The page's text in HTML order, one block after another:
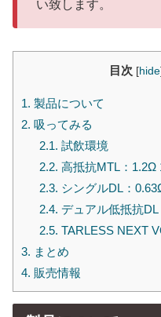
い致します。
目次 [hide]
1. 製品について
2. 吸ってみる
2.1. 試飲環境
2.2. 高抵抗MTL：1.2Ω
2.3. シングルDL：
2.4. デュアル低抵抗
2.5. TARLESS NEXT
3. まとめ
4. 販売情報